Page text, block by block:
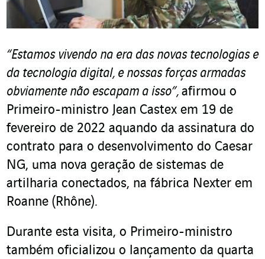
“Estamos vivendo na era das novas tecnologias e
da tecnologia digital, e nossas forças armadas
obviamente não escapam a isso”, afirmou o
Primeiro-ministro Jean Castex em 19 de
fevereiro de 2022 aquando da assinatura do
contrato para o desenvolvimento do Caesar
NG, uma nova geração de sistemas de
artilharia conectados, na fábrica Nexter em
Roanne (Rhône).
Durante esta visita, o Primeiro-ministro
também oficializou o lançamento da quarta